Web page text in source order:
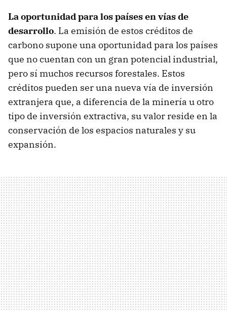
La oportunidad para los países en vías de
desarrollo. La emisión de estos créditos de
carbono supone una oportunidad para los países
que no cuentan con un gran potencial industrial,
pero sí muchos recursos forestales. Estos
créditos pueden ser una nueva vía de inversión
extranjera que, a diferencia de la minería u otro
tipo de inversión extractiva, su valor reside en la
conservación de los espacios naturales y su
expansión.